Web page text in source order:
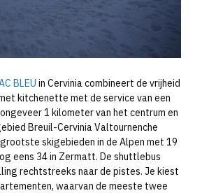
BLEU in Cervinia combineert de vrijheid
kitchenette met de service van een
1 kilometer van het centrum en
Breuil-Cervinia Valtournenche
skigebieden in de Alpen met 19
eens 34 in Zermatt. De shuttlebus
rechtstreeks naar de pistes. Je kiest
waarvan de meeste twee